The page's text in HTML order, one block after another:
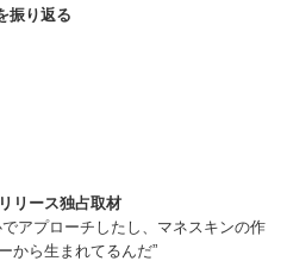
振り返る
リース独占取材
アプローチしたし、マネスキンの作
から生まれてるんだ”